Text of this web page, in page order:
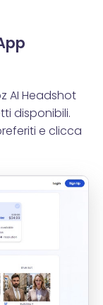
AI Headshot
disponibili.
e clicca